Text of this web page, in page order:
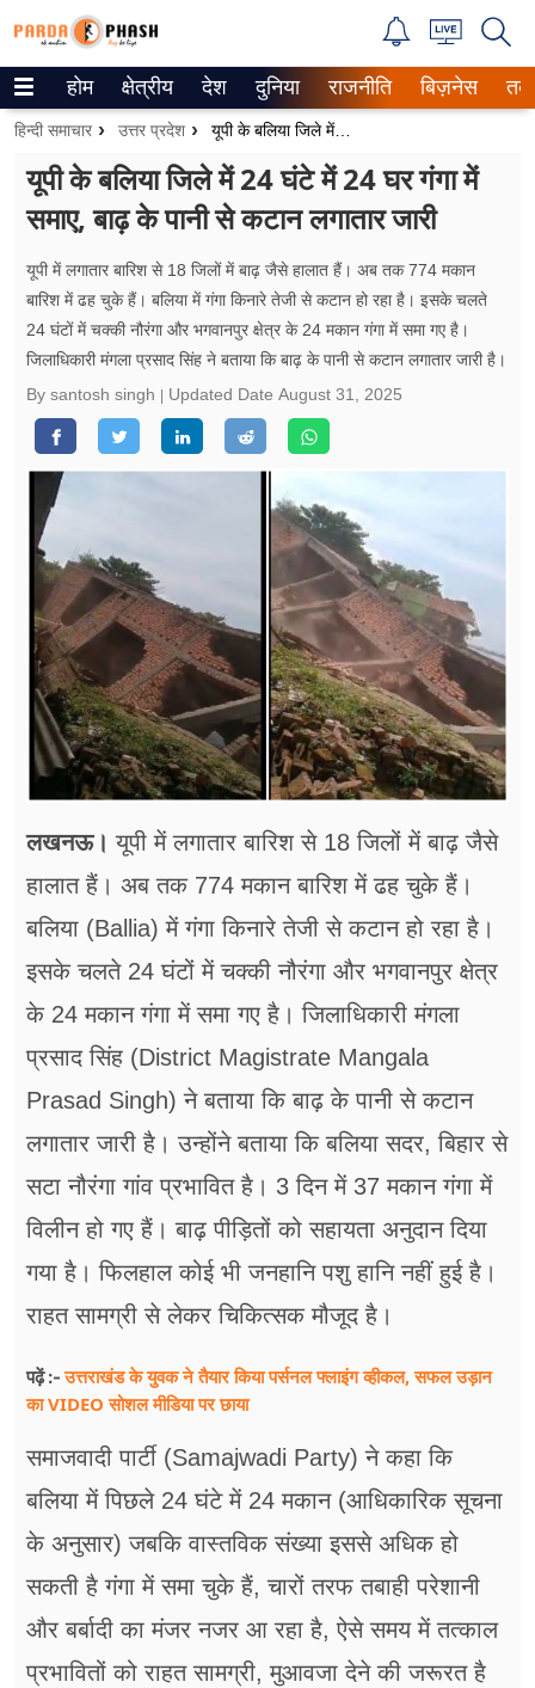
Trending on Google News
ePaper
वेब स्टोरीज
उत्तर प्रदेश
गैलरी
रिलेशनशिप
जीवन मंत्रा
फूड
सेहत
ब्‍यूटी
जॉब्स
शिक्षा
होम क्षेत्रीय देश दुनिया राजनीति बिज़नेस
हिन्दी समाचार उत्तर प्रदेश यूपी के बलिया जिले में 24 घंटे में 24 घर गंगा में समाए, बाढ़ के पानी से कटान लगातार जारी
यूपी के बलिया जिले में 24 घंटे में 24 घर गंगा में
समाए, बाढ़ के पानी से कटान लगातार जारी
यूपी में लगातार बारिश से 18 जिलों में बाढ़ जैसे हालात हैं। अब तक 774 मकान
बारिश में ढह चुके हैं। बलिया में गंगा किनारे तेजी से कटान हो रहा है। इसके चलते
24 घंटों में चक्की नौरंगा और भगवानपुर क्षेत्र के 24 मकान गंगा में समा गए है।
जिलाधिकारी मंगला प्रसाद सिंह ने बताया कि बाढ़ के पानी से कटान लगातार जारी है।
By santosh singh
Updated Date August 31, 2025
लखनऊ। यूपी में लगातार बारिश से 18 जिलों में बाढ़ जैसे
हालात हैं। अब तक 774 मकान बारिश में ढह चुके हैं।
बलिया (Ballia) में गंगा किनारे तेजी से कटान हो रहा है।
इसके चलते 24 घंटों में चक्की नौरंगा और भगवानपुर क्षेत्र
के 24 मकान गंगा में समा गए है। जिलाधिकारी मंगला
प्रसाद सिंह (District Magistrate Mangala
Prasad Singh) ने बताया कि बाढ़ के पानी से कटान
लगातार जारी है। उन्होंने बताया​ कि बलिया सदर, बिहार से
सटा नौरंगा गांव प्रभावित है। 3 दिन में 37 मकान गंगा में
विलीन हो गए हैं। बाढ़ पीड़ितों को सहायता अनुदान दिया
गया है। फिलहाल कोई भी जनहानि पशु हानि नहीं हुई है।
राहत सामग्री से लेकर चिकित्सक मौजूद है।
पढ़ें :-उत्तराखंड के युवक ने तैयार किया पर्सनल फ्लाइंग व्हीकल, सफल उड़ान
का VIDEO सोशल मीडिया पर छाया
समाजवादी पार्टी (Samajwadi Party) ने ​कहा कि
बलिया में पिछले 24 घंटे में 24 मकान (आधिकारिक सूचना
के अनुसार) जबकि वास्तविक संख्या इससे अधिक हो
सकती है गंगा में समा चुके हैं, चारों तरफ तबाही परेशानी
और बर्बादी का मंजर नजर आ रहा है, ऐसे समय में तत्काल
प्रभावितों को राहत सामग्री, मुआवजा देने की जरूरत है